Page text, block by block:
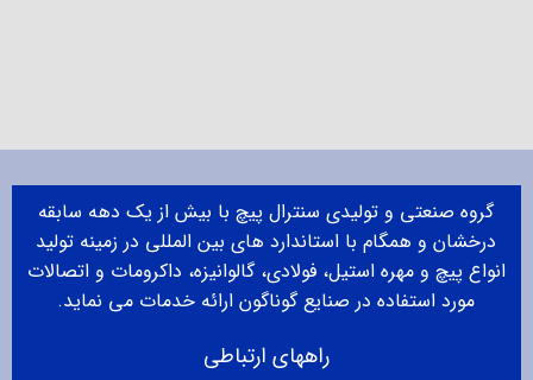
گروه صنعتی و تولیدی سنترال پیچ با بیش از یک دهه سابقه
درخشان و همگام با استاندارد های بین المللی در زمینه تولید
انواع پیچ و مهره استیل، فولادی، گالوانیزه، داکرومات و اتصالات
مورد استفاده در صنایع گوناگون ارائه خدمات می نماید.
راههای ارتباطی